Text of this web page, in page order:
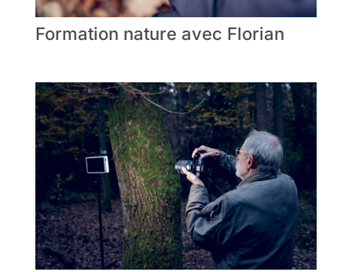
Formation nature avec Florian